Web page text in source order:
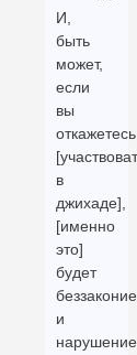
И,
быть
может,
если
вы
откажетесь
в
джихаде],
[именно
это]
будет
и